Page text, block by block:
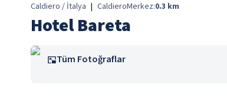
Caldiero / İtalya | CaldieroMerkez:0.3 km
Hotel Bareta
Tüm Fotoğraflar